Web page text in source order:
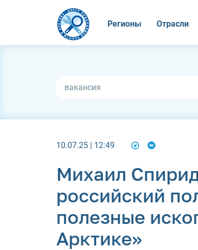
Регионы Отрасли
10.07.25 | 12:49
Михаил
российский
полезные
Арктике»